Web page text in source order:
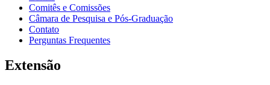
Comitês e Comissões
Câmara de Pesquisa e Pós-Graduação
Contato
Perguntas Frequentes
Extensão